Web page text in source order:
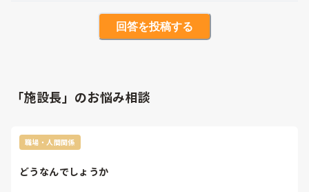
回答を投稿する
「施設長」のお悩み相談
職場・人間関係
どうなんでしょうか